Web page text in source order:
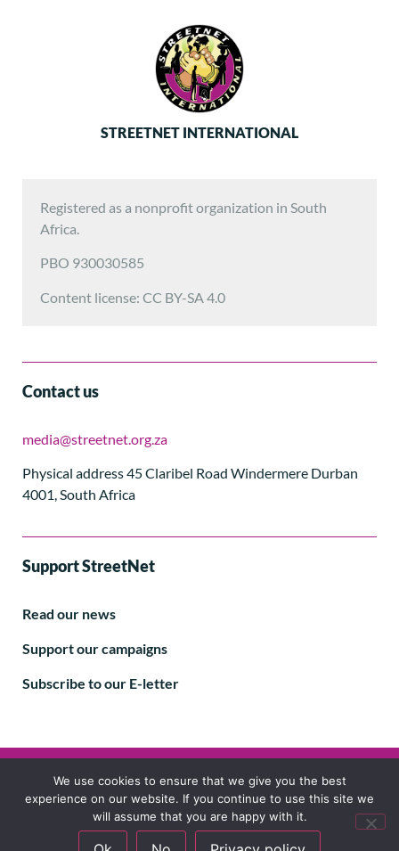
STREETNET INTERNATIONAL
Registered as a nonprofit organization in South
Africa.
PBO 930030585
Content license: CC BY-SA 4.0
Contact us
media@streetnet.org.za
Physical address 45 Claribel Road Windermere Durban
4001, South Africa
Support StreetNet
Read our news
Support our campaigns
Subscribe to our E-letter
Follow us
We use cookies to ensure that we give you the best
experience on our website. If you continue to use this site we
will assume that you are happy with it.